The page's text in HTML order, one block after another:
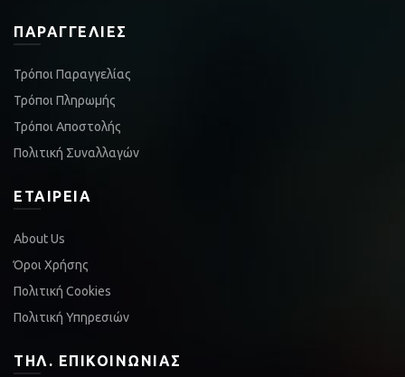
ΠΑΡΑΓΓΕΛΊΕΣ
Τρόποι Παραγγελίας
Τρόποι Πληρωμής
Τρόποι Αποστολής
Πολιτική Συναλλαγών
ΕΤΑΙΡΕΊΑ
About Us
Όροι Χρήσης
Πολιτική Cookies
Πολιτική Υπηρεσιών
ΤΗΛ. ΕΠΙΚΟΙΝΩΝΊΑΣ